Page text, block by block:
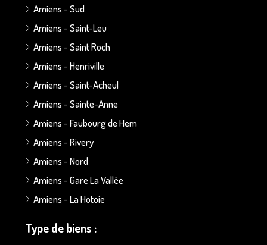
Amiens - Sud
Amiens - Saint-Leu
Amiens - Saint Roch
Amiens - Henriville
Amiens - Saint-Acheul
Amiens - Sainte-Anne
Amiens - Faubourg de Hem
Amiens - Rivery
Amiens - Nord
Amiens - Gare La Vallée
Amiens - La Hotoie
Type de biens :